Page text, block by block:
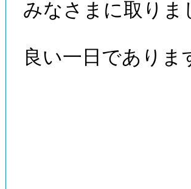
みなさまに取りま
良い一日でありま